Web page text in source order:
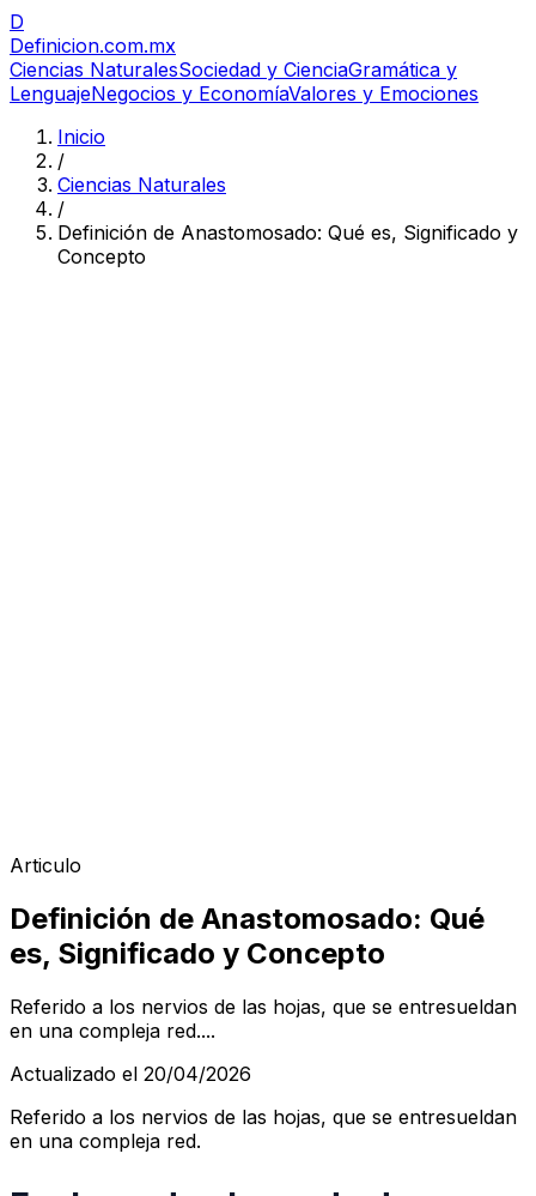
D
Definicion.com.mx
Ciencias NaturalesSociedad y CienciaGramática y
LenguajeNegocios y EconomíaValores y Emociones
Inicio
/
Ciencias Naturales
/
Definición de Anastomosado: Qué es, Significado y
Concepto
Articulo
Definición de Anastomosado: Qué
es, Significado y Concepto
Referido a los nervios de las hojas, que se entresueldan
en una compleja red....
Actualizado el 20/04/2026
Referido a los nervios de las hojas, que se entresueldan
en una compleja red.